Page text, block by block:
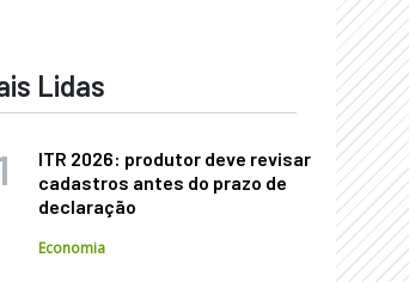
Lidas
ITR 2026: produtor deve revisar
cadastros antes do prazo de
declaração
Economia